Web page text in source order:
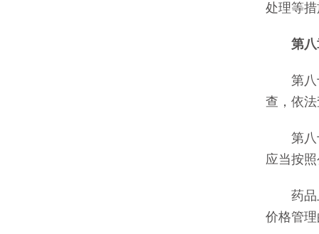
处理等
第
第八十
查，依
第八十
应当按
药品上
价格管